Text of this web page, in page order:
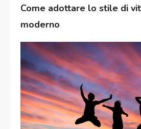
Come adottare lo stile di
moderno